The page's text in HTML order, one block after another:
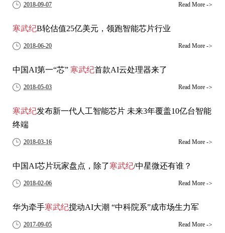
2018-09-07 Read More ->
寒武纪B轮估值25亿美元，领跑智能芯片行业
2018-06-20 Read More ->
中国AI第一“芯” 寒武纪首款AI云处理器来了
2018-05-03 Read More ->
寒武纪发布新一代人工智能芯片 未来3年覆盖10亿台智能
终端
2018-03-16 Read More ->
中国AI芯片玩家盘点，除了寒武纪/中星微还有谁？
2018-02-06 Read More ->
华为牵手寒武纪搅动AI大潮 “中科院系”成市场生力军
2017-09-05 Read More ->